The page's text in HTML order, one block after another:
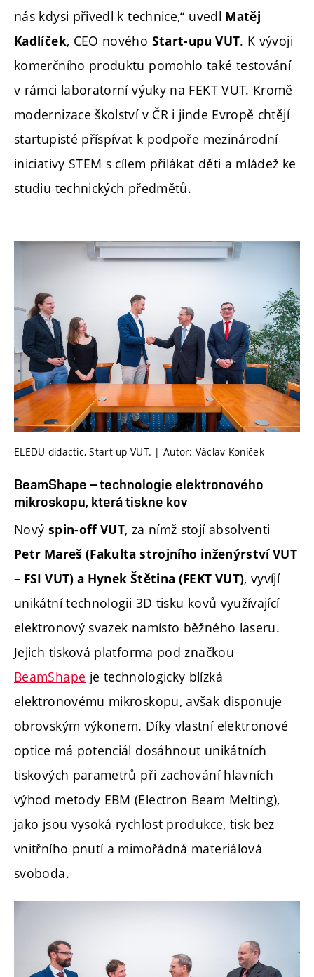
nás kdysi přivedl k technice,“ uvedl Matěj
Kadlíček, CEO nového Start-upu VUT. K vývoji
komerčního produktu pomohlo také testování
v rámci laboratorní výuky na FEKT VUT. Kromě
modernizace školství v ČR i jinde Evropě chtějí
startupisté příspívat k podpoře mezinárodní
iniciativy STEM s cílem přilákat děti a mládež ke
studiu technických předmětů.
ELEDU didactic, Start-up VUT. | Autor: Václav Koníček
BeamShape – technologie elektronového
mikroskopu, která tiskne kov
Nový spin-off VUT, za nímž stojí absolventi
Petr Mareš (Fakulta strojního inženýrství VUT
– FSI VUT) a Hynek Štětina (FEKT VUT), vyvíjí
unikátní technologii 3D tisku kovů využívající
elektronový svazek namísto běžného laseru.
Jejich tisková platforma pod značkou
BeamShape je technologicky blízká
elektronovému mikroskopu, avšak disponuje
obrovským výkonem. Díky vlastní elektronové
optice má potenciál dosáhnout unikátních
tiskových parametrů při zachování hlavních
výhod metody EBM (Electron Beam Melting),
jako jsou vysoká rychlost produkce, tisk bez
vnitřního pnutí a mimořádná materiálová
svoboda.